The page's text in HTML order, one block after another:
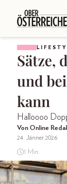
Sätze,
und
kann
Halloooo
Von Online
24. Jänner 2026
1 Min.